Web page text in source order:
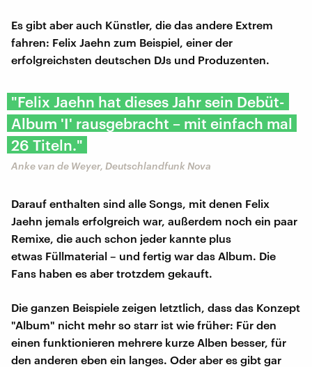
Es gibt aber auch Künstler, die das andere Extrem
fahren: Felix Jaehn zum Beispiel, einer der
erfolgreichsten deutschen DJs und Produzenten.
"Felix Jaehn hat dieses Jahr sein Debüt-
Album 'I' rausgebracht – mit einfach mal
26 Titeln."
Anke van de Weyer, Deutschlandfunk Nova
Darauf enthalten sind alle Songs, mit denen Felix
Jaehn jemals erfolgreich war, außerdem noch ein paar
Remixe, die auch schon jeder kannte plus
etwas Füllmaterial – und fertig war das Album. Die
Fans haben es aber trotzdem gekauft.
Die ganzen Beispiele zeigen letztlich, dass das Konzept
"Album" nicht mehr so starr ist wie früher: Für den
einen funktionieren mehrere kurze Alben besser, für
den anderen eben ein langes. Oder aber es gibt gar